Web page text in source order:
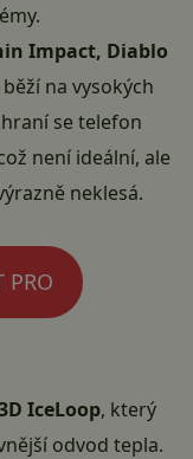
Impact, Diablo
na vysokých
se telefon
není ideální, ale
neklesá.
PRO
IceLoop, který
odvod tepla.